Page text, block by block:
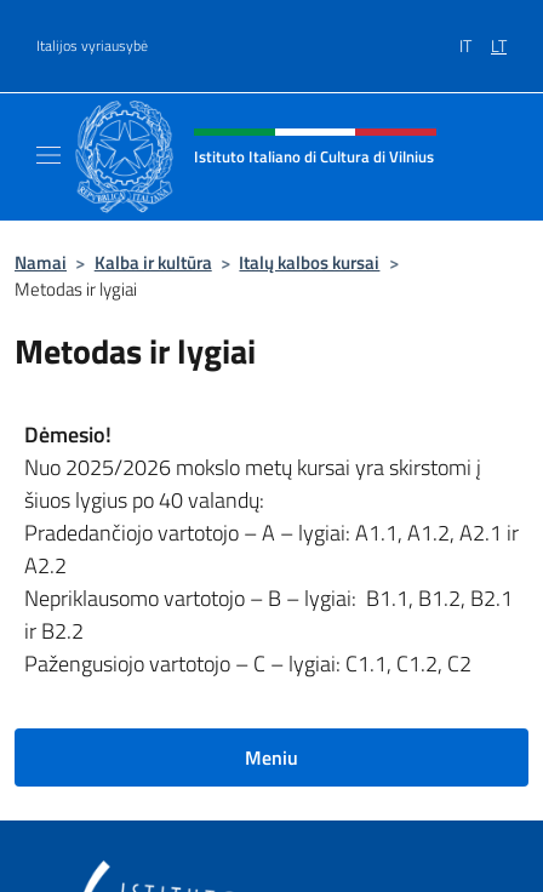
Italijos vyriausybė IT LT
Site header, social and menu
Istituto Italiano di Cultura di Vilnius
Namai > Kalba ir kultūra > Italų kalbos kursai >
Metodas ir lygiai
Metodas ir lygiai
Dėmesio!
Nuo 2025/2026 mokslo metų kursai yra skirstomi į
šiuos lygius po 40 valandų:
Pradedančiojo vartotojo – A – lygiai: A1.1, A1.2, A2.1 ir
A2.2
Nepriklausomo vartotojo – B – lygiai: B1.1, B1.2, B2.1
ir B2.2
Pažengusiojo vartotojo – C – lygiai: C1.1, C1.2, C2
Meniu